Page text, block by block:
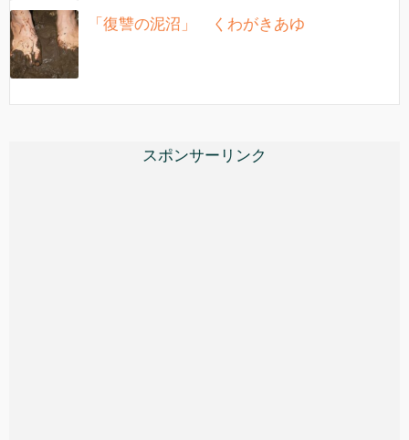
「復讐の泥沼」 くわがきあゆ
スポンサーリンク